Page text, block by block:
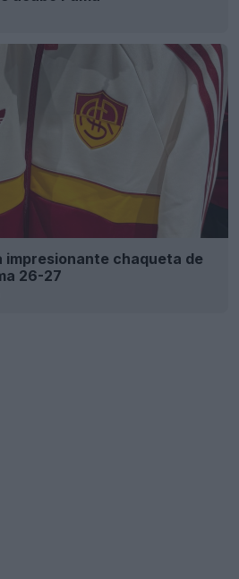
impresionante chaqueta de
26-27